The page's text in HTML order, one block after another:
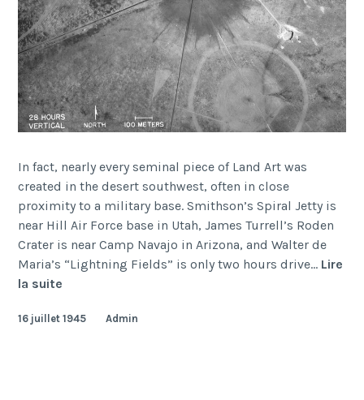
In fact, nearly every seminal piece of Land Art was
created in the desert southwest, often in close
proximity to a military base. Smithson’s Spiral Jetty is
near Hill Air Force base in Utah, James Turrell’s Roden
Crater is near Camp Navajo in Arizona, and Walter de
Maria’s “Lightning Fields” is only two hours drive… Lire
la suite
16 juillet 1945 Admin